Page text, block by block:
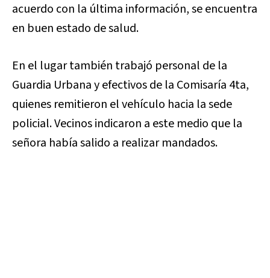
acuerdo con la última información, se encuentra
en buen estado de salud.
En el lugar también trabajó personal de la
Guardia Urbana y efectivos de la Comisaría 4ta,
quienes remitieron el vehículo hacia la sede
policial. Vecinos indicaron a este medio que la
señora había salido a realizar mandados.